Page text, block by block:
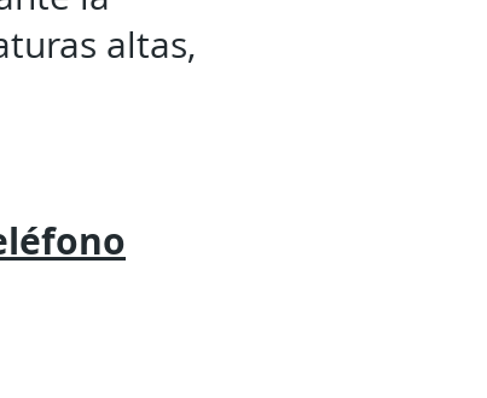
altas,